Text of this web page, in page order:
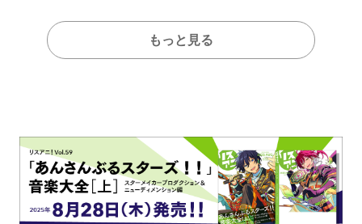
もっと見る